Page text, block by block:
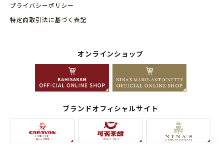
プライバシーポリシー
特定商取引法に基づく表記
オンラインショップ
ブランドオフィシャルサイト